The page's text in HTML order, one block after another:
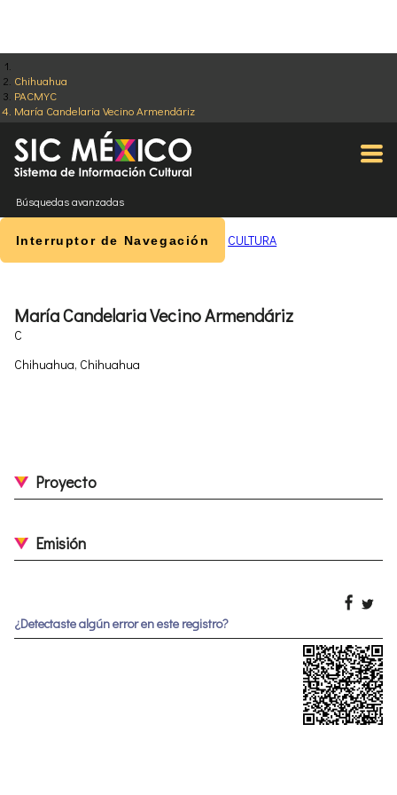
Chihuahua
PACMYC
María Candelaria Vecino Armendáriz
Búsquedas avanzadas
Interruptor de Navegación CULTURA
María Candelaria Vecino Armendáriz
C
Chihuahua, Chihuahua
Proyecto
Emisión
¿Detectaste algún error en este registro?